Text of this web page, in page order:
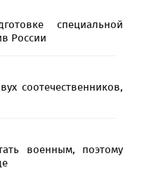
специальной
России
соотечественников,
военным, поэтому